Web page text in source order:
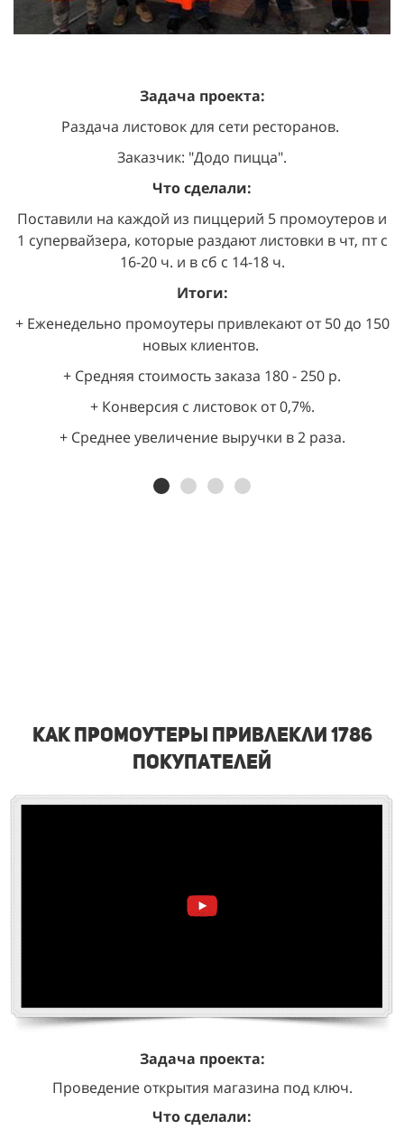
Задача проекта:
Раздача листовок для сети ресторанов.
Заказчик: "Додо пицца".
Что сделали:
Поставили на каждой из пиццерий 5 промоутеров и
1 супервайзера, которые раздают листовки в чт, пт с
16-20 ч. и в сб с 14-18 ч.
Итоги:
+ Еженедельно промоутеры привлекают от 50 до 150
новых клиентов.
+ Средняя стоимость заказа 180 - 250 р.
+ Конверсия с листовок от 0,7%.
+ Среднее увеличение выручки в 2 раза.
Как промоутеры привлекли 1786
покупателей
Задача проекта:
Проведение открытия магазина под ключ.
Что сделали: